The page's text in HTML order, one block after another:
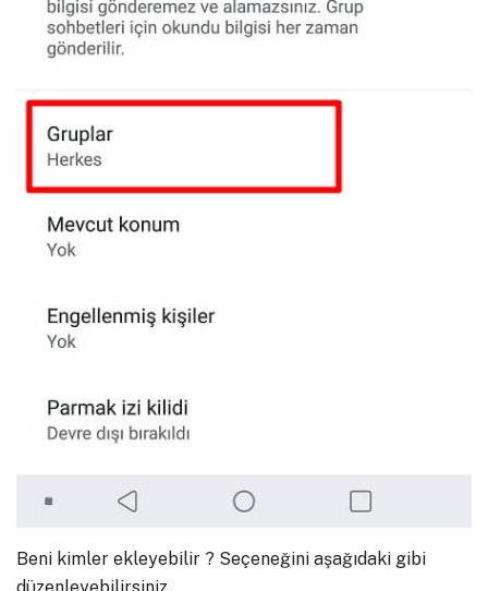
Beni kimler ekleyebilir ? Seçeneğini aşağıdaki gibi
düzenleyebilirsiniz.